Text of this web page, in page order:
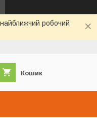
робочий
Кошик